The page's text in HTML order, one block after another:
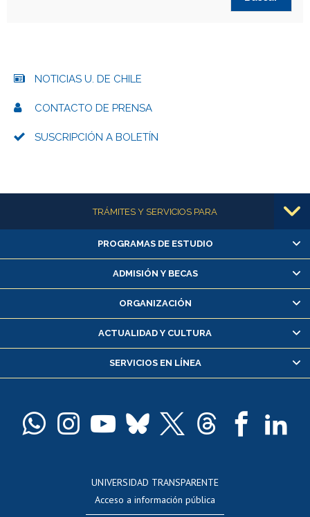
NOTICIAS U. DE CHILE
CONTACTO DE PRENSA
SUSCRIPCIÓN A BOLETÍN
Más informaciónTRÁMITES Y SERVICIOS PARA
Alumnas/os y exalumnas/os
Matrícula en línea
Inscripción y cambio de asignaturas
Consulta y certificado de notas
Servicio médico y dental
Pago de arancel y crédito alumnos
Docentes
Perfeccionamiento
Editar Portafolio Académico
PROGRAMAS DE ESTUDIO
ADMISIÓN Y BECAS
ORGANIZACIÓN
ACTUALIDAD Y CULTURA
SERVICIOS EN LÍNEA
UNIVERSIDAD TRANSPARENTE
Acceso a información pública